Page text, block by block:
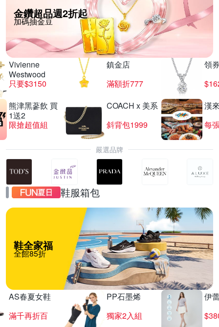
金鑽超品週2折起
加碼抽金豆
Vivienne
Westwood
只要$3150
鎮金店
滿額折777
領
熊津黑蔘飲 買
1送2
限搶超值組
COACH x 美系
斜背包1999
漢
每
嚴選品牌
鞋服箱包
鞋全家福
全館85折
AS春夏女鞋
滿千再折百
PP石墨烯
獨家2入組
伊